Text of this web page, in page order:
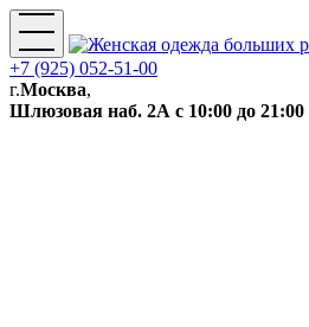
+7 (925) 052-51-00
г.Москва,
Шлюзовая наб. 2А с 10:00 до 21:00